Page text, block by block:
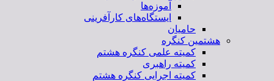
آموزه‌ها
ایستگاه‌های کارآفرینی
حامیان
هشتمین کنگره
کمیته علمی کنگره هشتم
کمیته راهبری
کمیته اجرایی کنگره هشتم